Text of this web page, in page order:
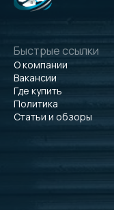
Быстрые ссылки
О компании
Вакансии
Где купить
Политика
Статьи и обзоры